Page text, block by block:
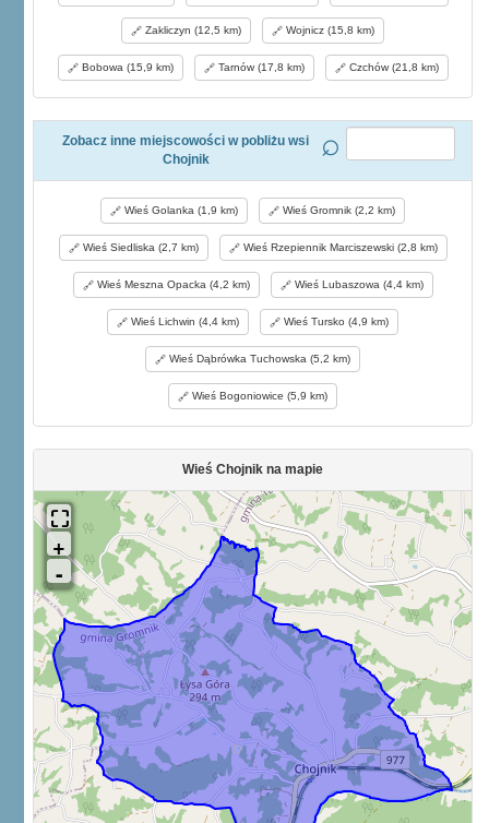
Zakliczyn (12,5 km) Wojnicz (15,8 km)
Bobowa (15,9 km) Tarnów (17,8 km) Czchów (21,8 km)
Zobacz inne miejscowości w pobliżu wsi
Chojnik
Wieś Golanka (1,9 km) Wieś Gromnik (2,2 km)
Wieś Siedliska (2,7 km) Wieś Rzepiennik Marciszewski (2,8 km)
Wieś Meszna Opacka (4,2 km) Wieś Lubaszowa (4,4 km)
Wieś Lichwin (4,4 km) Wieś Tursko (4,9 km)
Wieś Dąbrówka Tuchowska (5,2 km)
Wieś Bogoniowice (5,9 km)
Wieś Chojnik na mapie